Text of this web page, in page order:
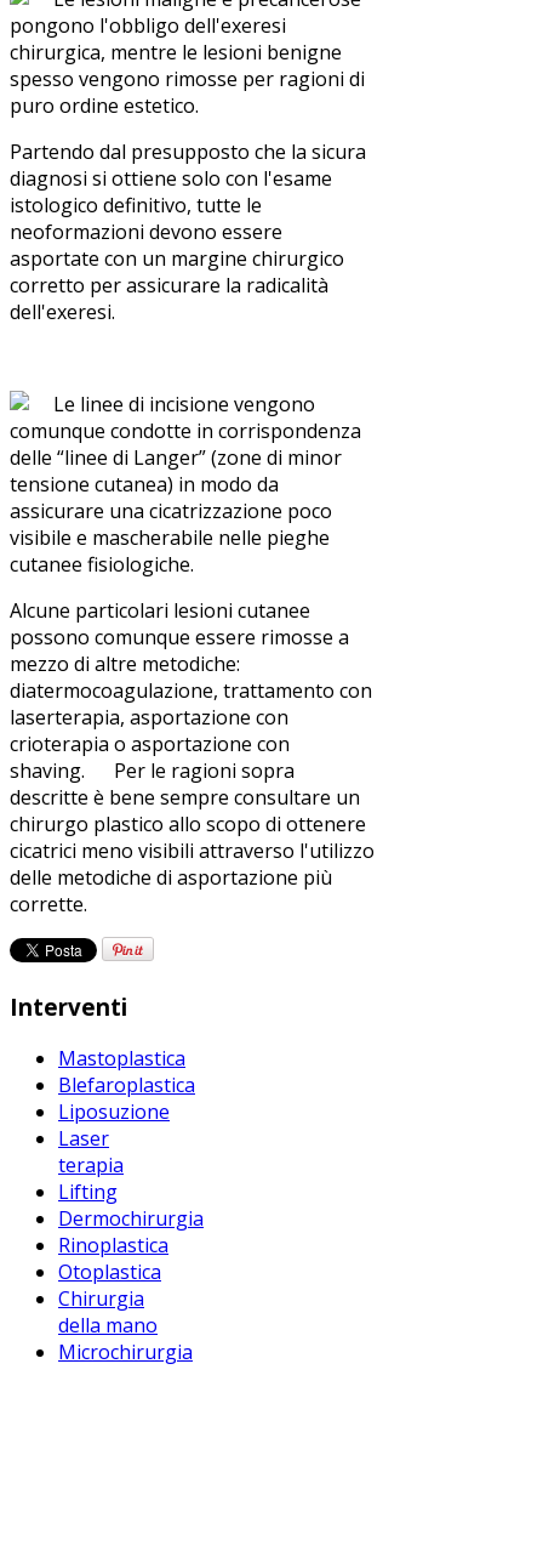
pongono l'obbligo dell'exeresi
chirurgica, mentre le lesioni benigne
spesso vengono rimosse per ragioni di
puro ordine estetico.
Partendo dal presupposto che la sicura
diagnosi si ottiene solo con l'esame
istologico definitivo, tutte le
neoformazioni devono essere
asportate con un margine chirurgico
corretto per assicurare la radicalità
dell'exeresi.
Le linee di incisione vengono
comunque condotte in corrispondenza
delle “linee di Langer” (zone di minor
tensione cutanea) in modo da
assicurare una cicatrizzazione poco
visibile e mascherabile nelle pieghe
cutanee fisiologiche.
Alcune particolari lesioni cutanee
possono comunque essere rimosse a
mezzo di altre metodiche:
diatermocoagulazione, trattamento con
laserterapia, asportazione con
crioterapia o asportazione con
shaving. Per le ragioni sopra
descritte è bene sempre consultare un
chirurgo plastico allo scopo di ottenere
cicatrici meno visibili attraverso l'utilizzo
delle metodiche di asportazione più
corrette.
Interventi
Mastoplastica
Blefaroplastica
Liposuzione
Laser
terapia
Lifting
Dermochirurgia
Rinoplastica
Otoplastica
Chirurgia
della mano
Microchirurgia